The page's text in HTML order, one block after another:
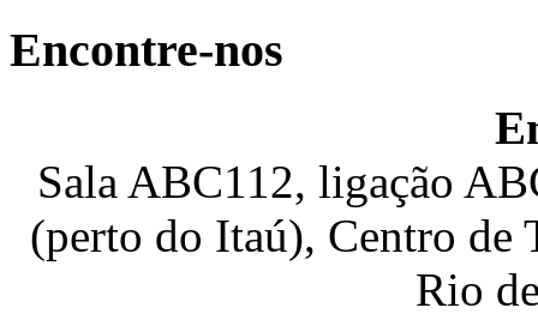
Encontre-nos
Sala ABC112, ligação
(perto do Itaú), Centro de
Rio